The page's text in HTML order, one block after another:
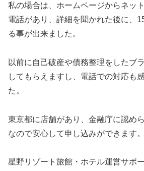
私の場合は、ホームページからネッ
電話があり、詳細を聞かれた後に、
る事が出来ました。
以前に自己破産や債務整理をしたブ
してもらえますし、電話での対応も
た。
東京都に店舗があり、金融庁に認め
なので安心して申し込みができます。
星野リゾート旅館・ホテル運営サポ